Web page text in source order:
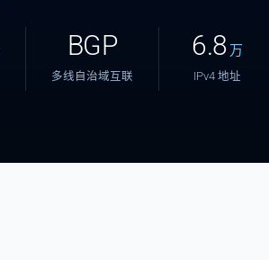
BGP
多线自治域互联
6.8 万
IPv4 地址